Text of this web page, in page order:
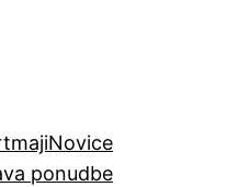
Novice
ponudbe